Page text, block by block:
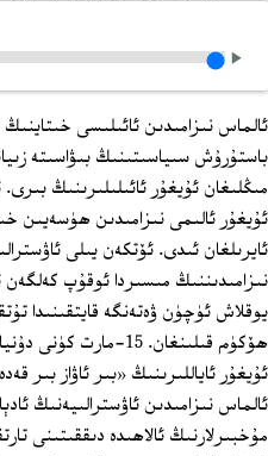
ئالماس نىزامىدىن ئائىلىسى
باستۇرۇش سىياسىتىنىڭ بىۋاسىتە
مىڭلىغان ئۇيغۇر ئائىلىلىرىنىڭ
ئۇيغۇر ئالىمى نىزامىدىن ھۈسەيىن
ئايرىلغان ئىدى. ئۆتكەن يىلى
نىزامىدىننىڭ مىسىردا ئوقۇپ كەلگەن
ھۆكۈم قىلىنغان. 15-
ئۇيغۇر ئاياللىرىنىڭ «بىر ئاۋاز بىر
ئالماس نىزامىدىن ئاۋسترالىيەنىڭ
مۇخبىرلارنىڭ ئالاھىدە دىققىتىنى